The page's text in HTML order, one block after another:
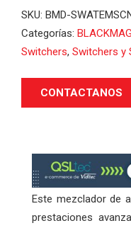
SKU: BMD-
Categorías:
Switchers, Switchers y
CONTACTANOS
Este mezclador de
prestaciones